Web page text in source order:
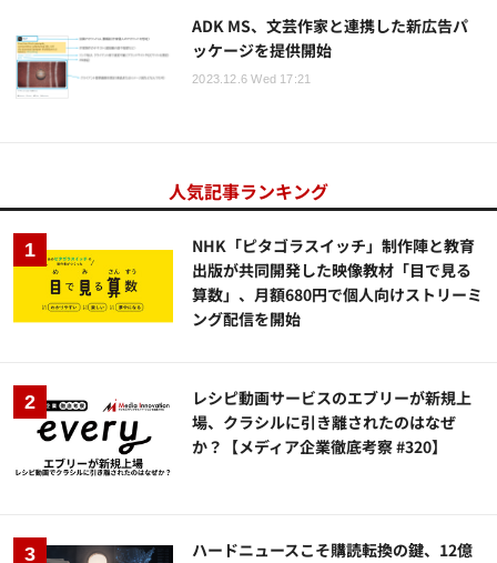
ADK MS、文芸作家と連携した新広告パ
ッケージを提供開始
2023.12.6 Wed 17:21
人気記事ランキング
NHK「ピタゴラスイッチ」制作陣と教育
出版が共同開発した映像教材「目で見る
算数」、月額680円で個人向けストリーミ
ング配信を開始
レシピ動画サービスのエブリーが新規上
場、クラシルに引き離されたのはなぜ
か？【メディア企業徹底考察 #320】
ハードニュースこそ購読転換の鍵、12億